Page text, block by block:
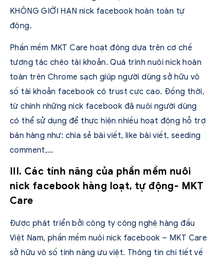
KHÔNG GIỚI HẠN nick facebook hoàn toàn tự
động.
Phần mềm MKT Care hoạt động dựa trên cơ chế
tương tác chéo tài khoản. Quá trình nuôi nick hoàn
toàn trên Chrome sạch giúp người dùng sở hữu vô
số tài khoản facebook có trust cực cao. Đồng thời,
từ chính những nick facebook đã nuôi người dùng
có thể sử dụng để thực hiện nhiều hoạt động hỗ trợ
bán hàng như: chia sẻ bài viết, like bài viết, seeding
comment,…
III. Các tính năng của phần mềm nuôi
nick facebook hàng loạt, tự động- MKT
Care
Được phát triển bởi công ty công nghệ hàng đầu
Việt Nam, phần mềm nuôi nick facebook – MKT Care
sở hữu vô số tính năng ưu việt. Thông tin chi tiết về